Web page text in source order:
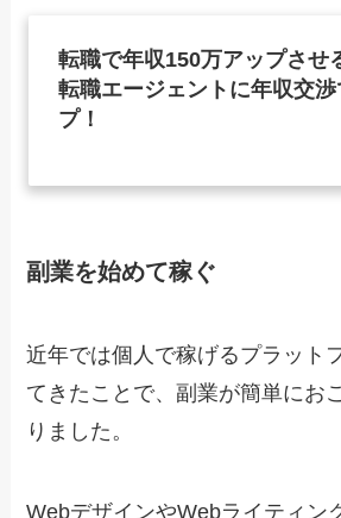
転職で年収150万アップさせ
転職エージェントに年収交渉
プ！
副業を始めて稼ぐ
近年では個人で稼げるプラット
てきたことで、副業が簡単にお
りました。
WebデザインやWebライティン